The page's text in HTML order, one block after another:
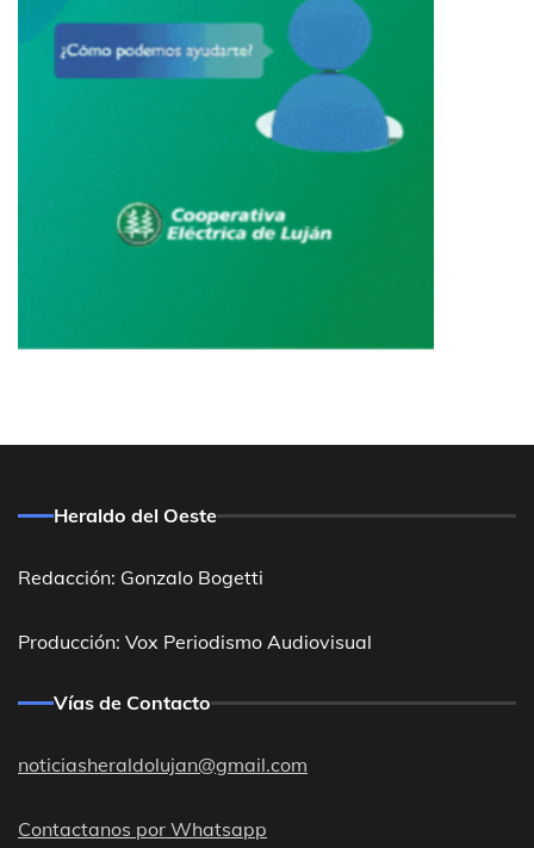
Heraldo del Oeste
Redacción: Gonzalo Bogetti
Producción: Vox Periodismo Audiovisual
Vías de Contacto
noticiasheraldolujan@gmail.com
Contactanos por Whatsapp